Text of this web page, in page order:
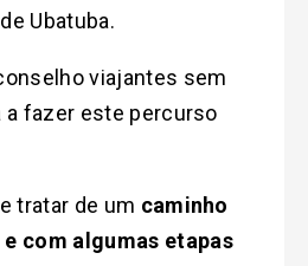
Ubatuba.
viajantes sem
a fazer este percurso
tratar de um caminho
com algumas etapas